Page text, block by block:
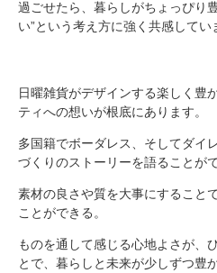
過ごせたら、暮らしがちょっぴり
い”という考え方に強く共感してい
日曜雑貨がデザインする楽しく豊
ティへの想いが根底にあります。
多国籍でボーダレス、そしてダイ
づくりのストーリーを語ることがで
素材の良さや質を大事にすること
ことができる。
ものを通して感じる心地よさが、
とで、暮らしと未来が少しずつ豊